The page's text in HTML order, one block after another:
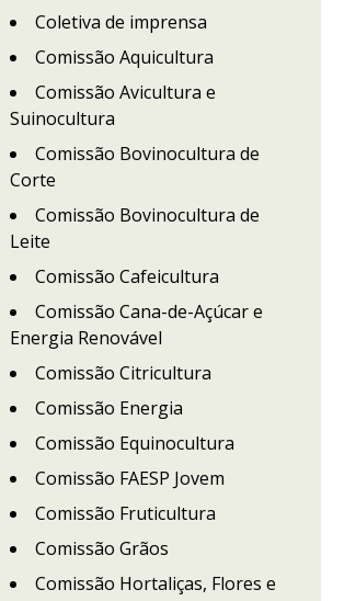
Coletiva de imprensa
Comissão Aquicultura
Comissão Avicultura e
Suinocultura
Comissão Bovinocultura de
Corte
Comissão Bovinocultura de
Leite
Comissão Cafeicultura
Comissão Cana-de-Açúcar e
Energia Renovável
Comissão Citricultura
Comissão Energia
Comissão Equinocultura
Comissão FAESP Jovem
Comissão Fruticultura
Comissão Grãos
Comissão Hortaliças, Flores e